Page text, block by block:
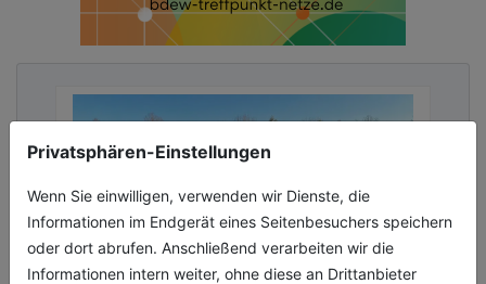
Privatsphären-Einstellungen
Wenn Sie einwilligen, verwenden wir Dienste, die
Informationen im Endgerät eines Seitenbesuchers speichern
oder dort abrufen. Anschließend verarbeiten wir die
Informationen intern weiter, ohne diese an Drittanbieter